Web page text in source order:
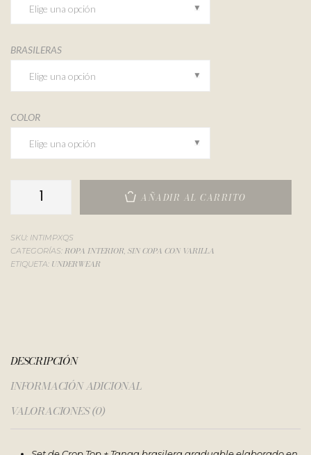
BRASILERAS
COLOR
AÑADIR AL CARRITO
SKU: INTIMPXQS
CATEGORÍAS: ROPA INTERIOR, SIN COPA CON VARILLA
ETIQUETA: UNDERWEAR
DESCRIPCIÓN
INFORMACIÓN ADICIONAL
VALORACIONES (0)